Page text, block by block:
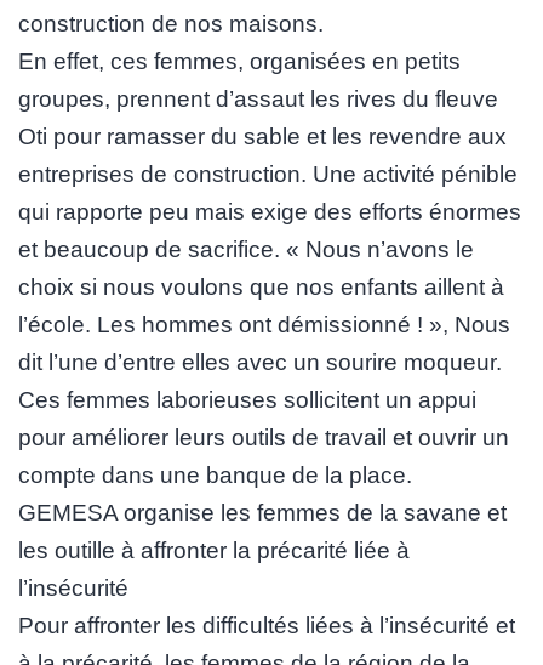
construction de nos maisons.
En effet, ces femmes, organisées en petits
groupes, prennent d’assaut les rives du fleuve
Oti pour ramasser du sable et les revendre aux
entreprises de construction. Une activité pénible
qui rapporte peu mais exige des efforts énormes
et beaucoup de sacrifice. « Nous n’avons le
choix si nous voulons que nos enfants aillent à
l’école. Les hommes ont démissionné ! », Nous
dit l’une d’entre elles avec un sourire moqueur.
Ces femmes laborieuses sollicitent un appui
pour améliorer leurs outils de travail et ouvrir un
compte dans une banque de la place.
GEMESA organise les femmes de la savane et
les outille à affronter la précarité liée à
l’insécurité
Pour affronter les difficultés liées à l’insécurité et